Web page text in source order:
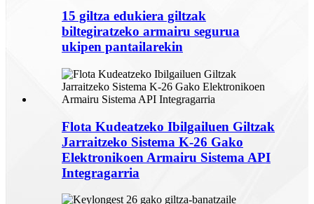
15 giltza edukiera giltzak
biltegiratzeko armairu segurua
ukipen pantailarekin
Flota Kudeatzeko Ibilgailuen Giltzak
Jarraitzeko Sistema K-26 Gako
Elektronikoen Armairu Sistema API
Integragarria